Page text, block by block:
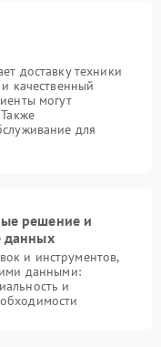
доставку техники
качественный
могут
для
решение и
данных
и инструментов,
данными:
и